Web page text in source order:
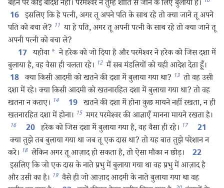
बहन पर कोई बंदिश नहीं। परमेश्‍वर ने तुम्हें शांति से जीने के लिए बुलाया है।
16 इसलिए कि हे पत्नी, अगर तू अपने पति के साथ रहे तो क्या जाने तू अपने
पति को बचा ले? 11 या हे पति, अगर तू अपनी पत्नी के साथ रहे तो क्या जाने तू
अपनी पत्नी को बचा ले?
17 यहोवा * ने हरेक को जो दिया है और परमेश्‍वर ने हरेक को जिस दशा में
बुलाया है, वह वैसा ही चलता रहे। 12 मैं सब मंडलियों को यही आदेश देता हूँ।
18 क्या किसी आदमी को खतने की दशा में बुलाया गया था? 13 तो वह उसी
दशा में रहे। क्या किसी आदमी को खतनारहित दशा में बुलाया गया था? तो वह
खतना न कराए। 14 19 खतने की दशा में होना कुछ मायने नहीं रखता, न ही
खतनारहित दशा में होना। 15 मगर परमेश्‍वर की आज्ञाएँ मानना मायने रखता है।
16 20 हरेक को जिस दशा में बुलाया गया है, वह वैसा ही रहे। 17 21
क्या तुझे तब बुलाया गया था जब तू एक दास था? तो यह बात तुझे परेशान न
करे। 18 लेकिन अगर तू आज़ाद हो सकता है, तो ऐसा मौका न छोड़। 22
इसलिए कि जो एक दास के नाते प्रभु में बुलाया गया था वह प्रभु में आज़ाद है
और उसी का है। 19 वैसे ही जो आज़ाद आदमी के नाते बुलाया गया था वह